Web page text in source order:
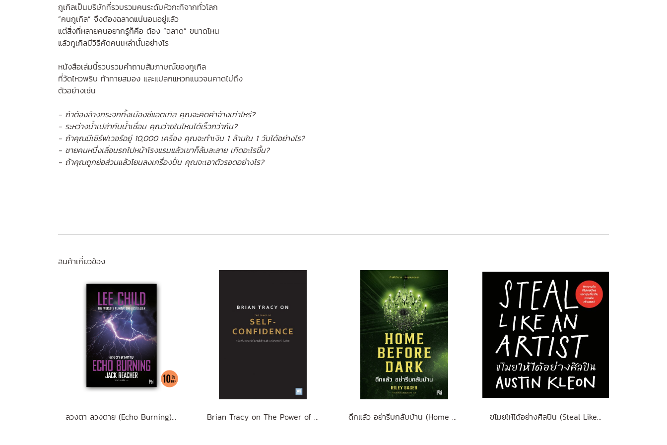
กูเกิลเป็นบริษัทที่รวบรวมคนระดับหัวกะทิจากทั่วโลก
“คนกูเกิล” จึงต้องฉลาดแน่นอนอยู่แล้ว
แต่สิ่งที่หลายคนอยากรู้ก็คือ ต้อง “ฉลาด” ขนาดไหน
แล้วกูเกิลมีวิธีคัดคนเหล่านั้นอย่างไร
หนังสือเล่มนี้รวบรวมคำถามสัมภาษณ์ของกูเกิล
ที่วัดไหวพริบ ท้าทายสมอง และแปลกแหวกแนวจนคาดไม่ถึง
ตัวอย่างเช่น
- ถ้าต้องล้างกระจกทั้งเมืองซีแอตเทิล คุณจะคิดค่าจ้างเท่าไหร่?
- ระหว่างน้ำเปล่ากับน้ำเชื่อม คุณว่ายในไหนได้เร็วกว่ากัน?
- ถ้าคุณมีเซิร์ฟเวอร์อยู่ 10,000 เครื่อง คุณจะทำเงิน 1 ล้านใน 1 วันได้อย่างไร?
- ชายคนหนึ่งเลื่อนรถไปหน้าโรงแรมแล้วเขาก็ล้มละลาย เกิดอะไรขึ้น?
- ถ้าคุณถูกย่อส่วนแล้วโยนลงเครื่องปั่น คุณจะเอาตัวรอดอย่างไร?
สินค้าเกี่ยวข้อง
ลวงตา ลวงตาย (Echo Burning) [ฉบับปรับปรุง] #5 Brian Tracy on The Power of Self-Confidence ดึกแล้ว อย่ารีบกลับบ้าน (Home Before Dark) ขโมยให้ได้อย่างศิลปิน (Steal Like an Artist) (ฉบับปรับปรุง)